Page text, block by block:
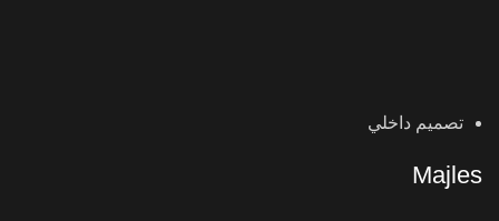
تصميم داخلي
Majles